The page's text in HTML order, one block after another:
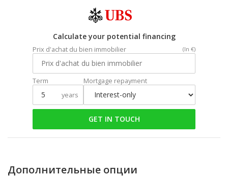
Calculate your potential financing
Prix d'achat du bien immobilier (In €)
Term
years
Mortgage repayment
GET IN TOUCH
Дополнительные опции